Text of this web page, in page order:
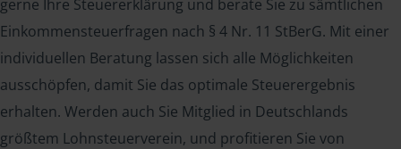
gerne Ihre Steuererklärung und berate Sie zu sämtlichen
Einkommensteuerfragen nach § 4 Nr. 11 StBerG. Mit einer
individuellen Beratung lassen sich alle Möglichkeiten
ausschöpfen, damit Sie das optimale Steuerergebnis
erhalten. Werden auch Sie Mitglied in Deutschlands
größtem Lohnsteuerverein, und profitieren Sie von